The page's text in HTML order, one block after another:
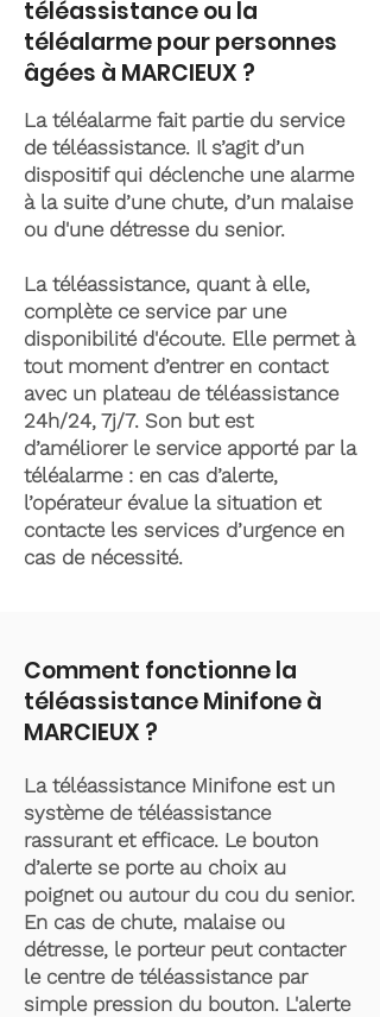
téléassistance ou la
téléalarme pour personnes
âgées à MARCIEUX ?
La téléalarme fait partie du service
de téléassistance. Il s’agit d’un
dispositif qui déclenche une alarme
à la suite d’une chute, d’un malaise
ou d'une détresse du senior.
La téléassistance, quant à elle,
complète ce service par une
disponibilité d'écoute. Elle permet à
tout moment d’entrer en contact
avec un plateau de téléassistance
24h/24, 7j/7. Son but est
d’améliorer le service apporté par la
téléalarme : en cas d’alerte,
l’opérateur évalue la situation et
contacte les services d’urgence en
cas de nécessité.
Comment fonctionne la
téléassistance Minifone à
MARCIEUX ?
La téléassistance Minifone est un
système de téléassistance
rassurant et efficace. Le bouton
d’alerte se porte au choix au
poignet ou autour du cou du senior.
En cas de chute, malaise ou
détresse, le porteur peut contacter
le centre de téléassistance par
simple pression du bouton. L'alerte